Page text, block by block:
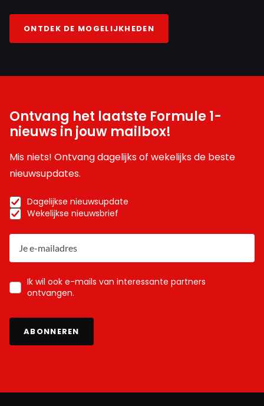
ONTDEK DE MOGELIJKHEDEN
Ontvang het laatste Formule 1-
nieuws in jouw mailbox!
Mis niets! Ontvang dagelijks of wekelijks de beste
nieuwsupdates.
Dagelijkse nieuwsupdate
Wekelijkse nieuwsbrief
Ik wil ook e-mails van interessante partners
ontvangen.
ABONNEREN